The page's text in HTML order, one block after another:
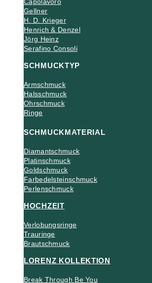
Gellner
H. D. Krieger
Henrich & Denzel
Jörg Heinz
Serafino Consoli
SCHMUCKTYP
Armschmuck
Halsschmuck
Ohrschmuck
Ringe
SCHMUCKMATERIAL
Diamantschmuck
Platinschmuck
Goldschmuck
Farbedelsteinschmuck
Perlenschmuck
HOCHZEIT
Verlobungsringe
Trauringe
Brautschmuck
LORENZ KOLLEKTION
Break Through Be You